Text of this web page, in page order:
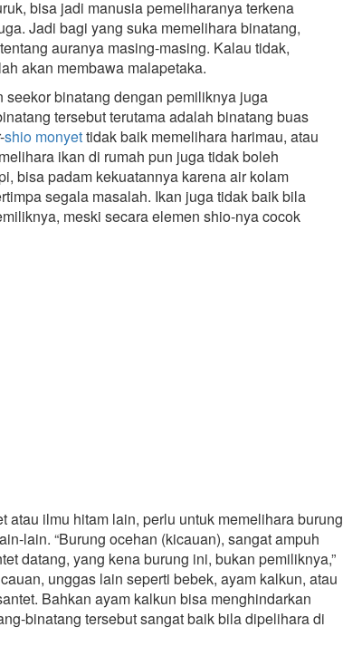
bisa jadi manusia pemeliharanya terkena
Jadi bagi yang suka memelihara binatang,
auranya masing-masing. Kalau tidak,
akan membawa malapetaka.
binatang dengan pemiliknya juga
tersebut terutama adalah binatang buas
shio monyettidak baik memelihara harimau, atau
ikan di rumah pun juga tidak boleh
bisa padam kekuatannya karena air kolam
segala masalah. Ikan juga tidak baik bila
meski secara elemen shio-nya cocok
ilmu hitam lain, perlu untuk memelihara burung
lain. “Burung ocehan (kicauan), sangat ampuh
datang, yang kena burung ini, bukan pemiliknya,”
unggas lain seperti bebek, ayam kalkun, atau
Bahkan ayam kalkun bisa menghindarkan
binatang tersebut sangat baik bila dipelihara di